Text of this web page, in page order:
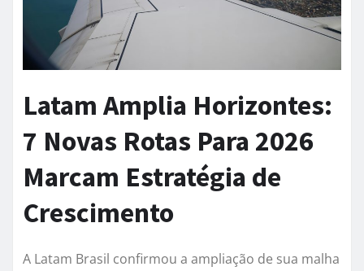
Latam Amplia Horizontes:
7 Novas Rotas Para 2026
Marcam Estratégia de
Crescimento
A Latam Brasil confirmou a ampliação de sua malha